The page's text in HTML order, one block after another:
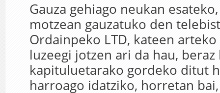
Gauza gehiago neukan
motzean gauzatuko den
Ordainpeko LTD, kateen
luzeegi jotzen ari da hau,
kapituluetarako gordeko ditut
harroago idatziko, horretan